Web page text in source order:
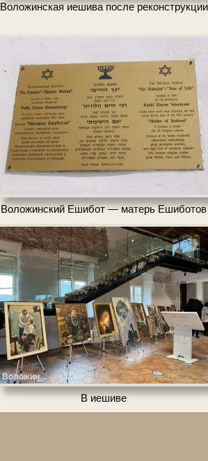
Воложинская ие­ши­ва по­сле ре­кон­струк­ции
Воложинский Ешибот — матерь Ешиботов
Воложин
В иешиве